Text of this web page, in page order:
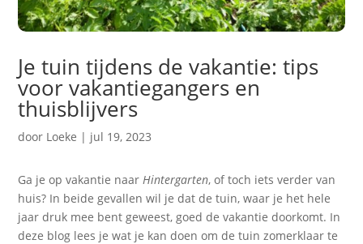
Je tuin tijdens de vakantie: tips
voor vakantiegangers en
thuisblijvers
door Loeke | jul 19, 2023
Ga je op vakantie naar Hintergarten, of toch iets verder van
huis? In beide gevallen wil je dat de tuin, waar je het hele
jaar druk mee bent geweest, goed de vakantie doorkomt. In
deze blog lees je wat je kan doen om de tuin zomerklaar te